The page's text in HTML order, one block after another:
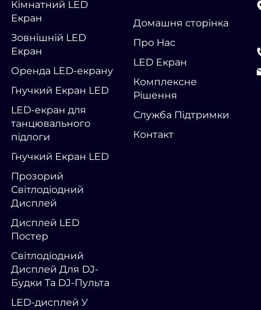
Кімнатний LED
Екран
Зовнішній LED
Екран
Оренда LED-екрану
Гнучкий Екран LED
LED-екран для
танцювального
підлоги
Гнучкий Екран LED
Прозорий
Світлодіодний
Дисплей
Дисплей LED
Постер
Світлодіодний
Дисплей Для DJ-
Будки Та DJ-Пульта
LED-дисплей У
Домашня сторінка
Про Нас
LED Екран
Комплексне
Рішення
Служба Підтримки
Контакт